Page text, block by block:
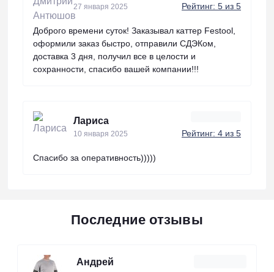
27 января 2025 Рейтинг: 5 из 5
Доброго времени суток! Заказывал каттер Festool,
оформили заказ быстро, отправили СДЭКом,
доставка 3 дня, получил все в целости и
сохранности, спасибо вашей компании!!!
Лариса
10 января 2025 Рейтинг: 4 из 5
Спасибо за оперативность)))))
Последние отзывы
Андрей